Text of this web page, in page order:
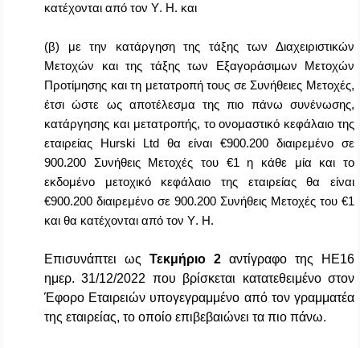
κατέχονται από τον Y. H. και
(β) με την κατάργηση της τάξης των Διαχειριστικών
Μετοχών και της τάξης των Εξαγοράσιμων Μετοχών
Προτίμησης και τη μετατροπή τους σε Συνήθειες Μετοχές,
έτσι ώστε ως αποτέλεσμα της πιο πάνω συνένωσης,
κατάργησης και μετατροπής, το ονομαστικό κεφάλαιο της
εταιρείας Hurski Ltdθα είναι €900.200 διαιρεμένο σε
900.200 Συνήθεις Μετοχές του €1 η κάθε μία και το
εκδομένο μετοχικό κεφάλαιο της εταιρείας θα είναι
€900.200 διαιρεμένο σε 900.200 Συνήθεις Μετοχές του €1
και θα κατέχονται από τον Y. H.
Επισυνάπτει ως Τεκμήριο 2 αντίγραφο της ΗΕ16
ημερ. 31/12/2022 που βρίσκεται κατατεθειμένο στον
Έφορο Εταιρειών υπογεγραμμένο από τον γραμματέα
της εταιρείας, το οποίο επιβεβαιώνει τα πιο πάνω.